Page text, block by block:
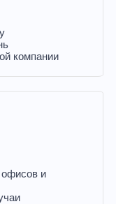
компании
офисов и